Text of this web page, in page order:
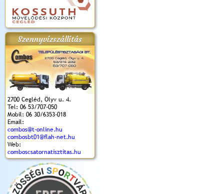
Szennyvízszállítás
2700 Cegléd, Ölyv u. 4.
Tel: 06 53/707-050
Mobil: 06 30/6353-018
Email:
combos@t-online.hu
combosbt01@flah-net.hu
Web:
comboscsatornatisztitas.hu
2018.
Kossuth Toborzó
Ünnepély
Szent István Ünnepe
(2017. 08. 20.)